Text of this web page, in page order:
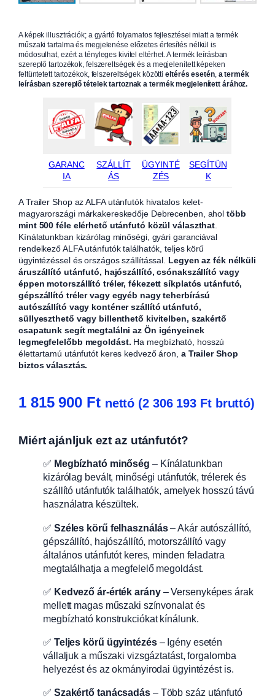
A képek illusztrációk; a gyártó folyamatos fejlesztései miatt a termék
műszaki tartalma és megjelenése előzetes értesítés nélkül is
módosulhat, ezért a tényleges kivitel eltérhet. A termék leírásban
szereplő tartozékok, felszereltségek és a megjelenített képeken
feltüntetett tartozékok, felszereltségek közöttieltérés esetén, a termék
leírásban szereplő tételek tartoznak a termék megjelenített árához.
GARANC
IA
SZÁLLÍT
ÁS
ÜGYINTÉ
ZÉS
SEGÍTÜN
K
A Trailer Shop az ALFA utánfutók hivatalos kelet-
magyarországi márkakereskedője Debrecenben, aholtöbb
mint 500 féle elérhető utánfutó közül választhat
Kínálatunkban kizárólag minőségi, gyári garanciával
rendelkező ALFA utánfutók találhatók, teljes körű
ügyintézéssel és országos szállítással. Legyen az fék nélküli
áruszállító utánfutó, hajószállító, csónakszállító vagy
éppen motorszállító tréler, fékezett síkplatós utánfutó,
gépszállító tréler vagy egyéb nagy teherbírású
autószállító vagy konténer szállító utánfutó,
süllyeszthető vagy billenthető kivitelben, szakértő
csapatunk segít megtalálni az Ön igényeinek
legmegfelelőbb megoldást. Ha megbízható, hosszú
élettartamú utánfutót keres kedvező áron, a Trailer Shop
biztos választás.
1 815 900 Ft nettó (2 306 193 Ftbruttó)
Miért ajánljuk ezt az utánfutót?
✅ Megbízható minőség – Kínálatunkban
kizárólag bevált, minőségi utánfutók, trélerek és
szállító utánfutók találhatók, amelyek hosszú távú
használatra készültek.
✅ Széles körű felhasználás– Akár autószállító,
gépszállító, hajószállító, motorszállító vagy
általános utánfutót keres, minden feladatra
megtalálhatja a megfelelő megoldást.
✅ Kedvező ár-érték arány– Versenyképes árak
mellett magas műszaki színvonalat és
megbízható konstrukciókat kínálunk.
✅ Teljes körű ügyintézés– Igény esetén
vállaljuk a műszaki vizsgáztatást, forgalomba
helyezést és az okmányirodai ügyintézést is.
✅ Szakértő tanácsadás– Több száz utánfutó